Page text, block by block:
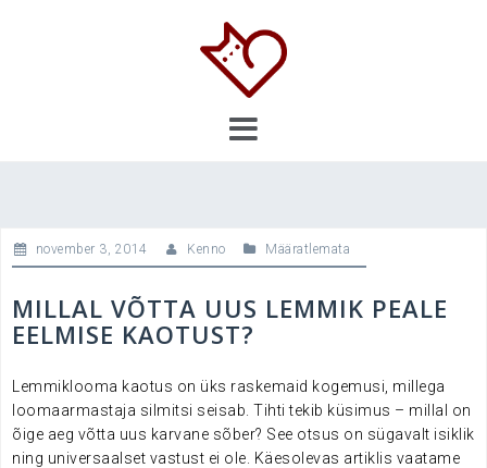
november 3, 2014 Kenno Määratlemata
MILLAL VÕTTA UUS LEMMIK PEALE
EELMISE KAOTUST?
Lemmiklooma kaotus on üks raskemaid kogemusi, millega
loomaarmastaja silmitsi seisab. Tihti tekib küsimus – millal on
õige aeg võtta uus karvane sõber? See otsus on sügavalt isiklik
ning universaalset vastust ei ole. Käesolevas artiklis vaatame